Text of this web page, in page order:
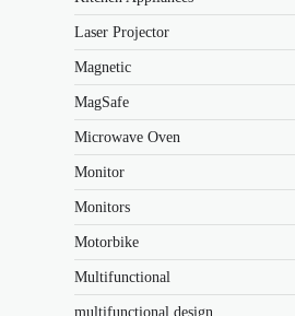
Laser Projector
Magnetic
MagSafe
Microwave Oven
Monitor
Monitors
Motorbike
Multifunctional
multifunctional design